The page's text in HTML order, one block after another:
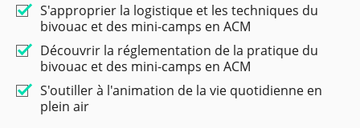
S'approprier la logistique et les techniques du
bivouac et des mini-camps en ACM
Découvrir la réglementation de la pratique du
bivouac et des mini-camps en ACM
S'outiller à l'animation de la vie quotidienne en
plein air